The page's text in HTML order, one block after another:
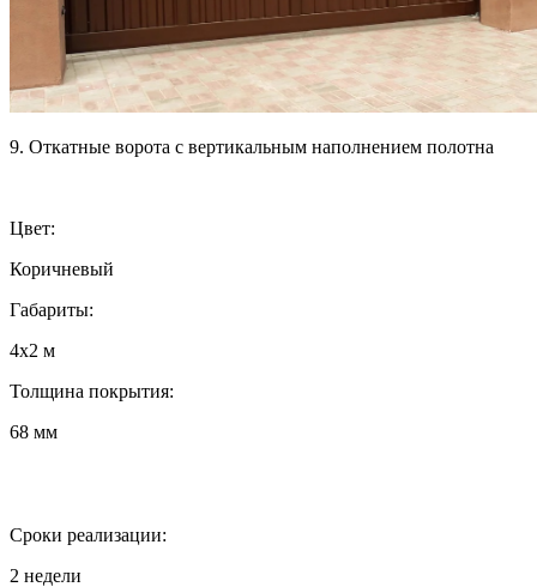
9. Откатные ворота с вертикальным наполнением полотна
Цвет:
Коричневый
Габариты:
4х2 м
Толщина покрытия:
68 мм
Сроки реализации:
2 недели